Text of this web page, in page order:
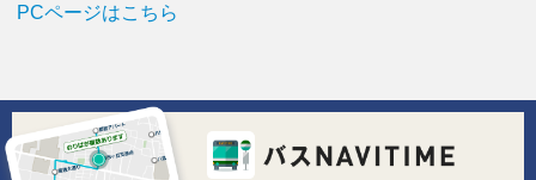
PCページはこちら